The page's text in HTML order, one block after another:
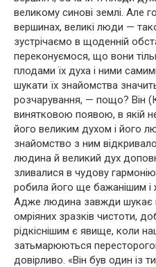
великому синові землі. Але
вершинах, великі люди —
зустрічаємо в щоденній
переконуємося, що вони
плодами їх духа і ними
шукати їх знайомства
розчарування, — пощо? Він
винятковою появою, в якій
його великим духом і його
знайомство з ним відкривало
людина й великий дух
зливалися в чудову
робила його ще бажанішим і
Адже людина завжди шукає
омріяних зразків чистоти,
рідкіснішим є явище, коли
затьмарюються
довірливо. «Він був один із